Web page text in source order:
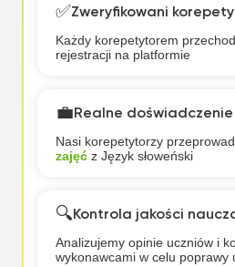
✅Zweryfikowani
Każdy korepetytorem
rejestracji na platformie
💼Realne
Nasi korepetytorzy
zajęćz Język słoweński
🔍Kontrola jakości
Analizujemy opinie uczniów i
wykonawcami w celu poprawy